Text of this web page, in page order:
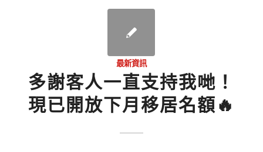
最新資訊
多謝客人一直支持我哋！
現已開放下月移居名額🔥